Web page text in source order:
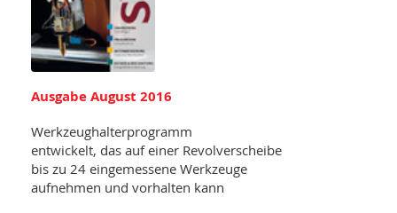
Ausgabe August 2016
Werkzeughalterprogramm
entwickelt, das auf einer Revolverscheibe
bis zu 24 eingemessene Werkzeuge
aufnehmen und vorhalten kann